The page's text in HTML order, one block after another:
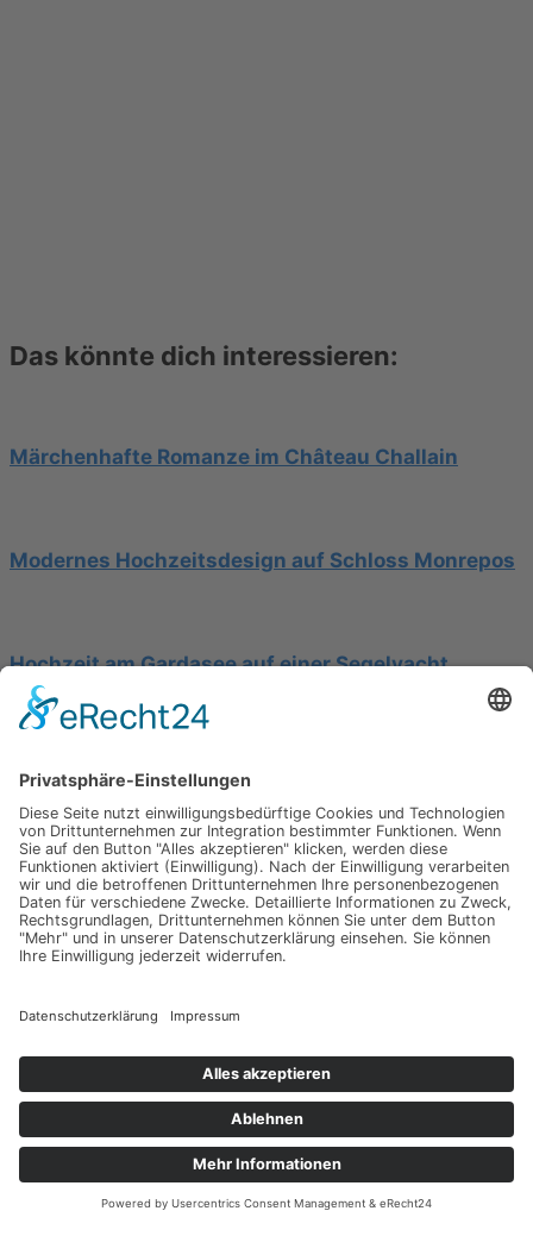
Das könnte dich interessieren:
Märchenhafte Romanze im Château Challain
Modernes Hochzeitsdesign auf Schloss Monrepos
Hochzeit am Gardasee auf einer Segelyacht
Impressum
Werbung
About
Einsendung
AGB
Datenschutzerklärung
Impressum
Einsendung
Datenschutzerklärung